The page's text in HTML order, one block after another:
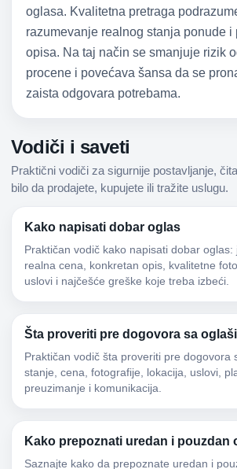
oglasa. Kvalitetna pretraga
razumevanje realnog stanja ponude
opisa. Na taj način se smanjuje rizik
procene i povećava šansa da se
zaista odgovara potrebama.
Vodiči i saveti
Praktični vodiči za sigurnije postavljanje,
bilo da prodajete, kupujete ili tražite uslugu.
Kako napisati dobar oglas
Praktičan vodič kako napisati dobar oglas:
realna cena, konkretan opis, kvalitetne
uslovi i najčešće greške koje treba izbeći.
Šta proveriti pre dogovora sa
Praktičan vodič šta proveriti pre dogovora
stanje, cena, fotografije, lokacija, uslovi,
preuzimanje i komunikacija.
Kako prepoznati uredan i pouzdan
Saznajte kako da prepoznate uredan i